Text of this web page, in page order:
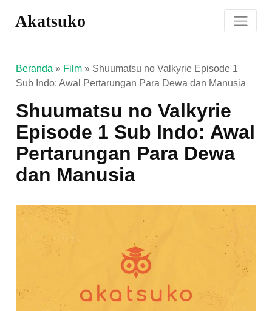
Akatsuko
Beranda » Film » Shuumatsu no Valkyrie Episode 1
Sub Indo: Awal Pertarungan Para Dewa dan Manusia
Shuumatsu no Valkyrie
Episode 1 Sub Indo: Awal
Pertarungan Para Dewa
dan Manusia